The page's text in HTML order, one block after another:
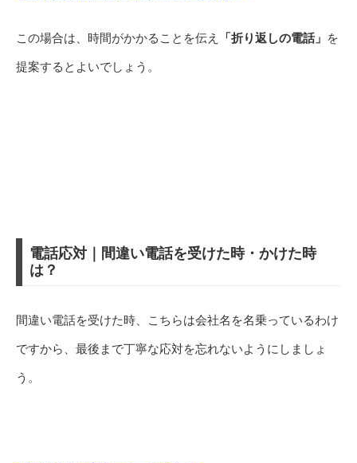
この場合は、時間がかかることを伝え 「折り返しの電話」 を
提案するとよいでしょう。
電話応対｜間違い電話を受けた時・かけた時
は？
間違い電話を受けた時、こちらは会社名を名乗っているわけ
ですから、最後まで丁寧な応対を忘れないようにしましょ
う。